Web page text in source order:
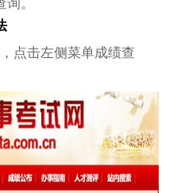
点击左侧菜单成绩查